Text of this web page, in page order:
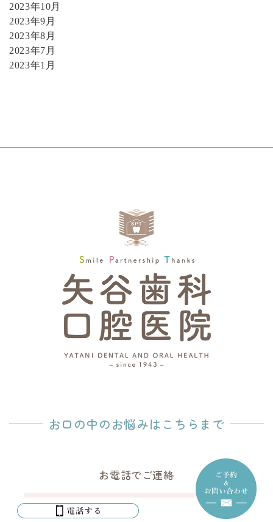
2023年10月
2023年9月
2023年8月
2023年7月
2023年1月
お口の中のお悩みはこちらまで
お電話でご連絡